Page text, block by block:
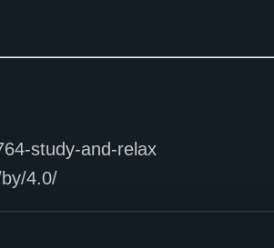
study-and-relax
4.0/